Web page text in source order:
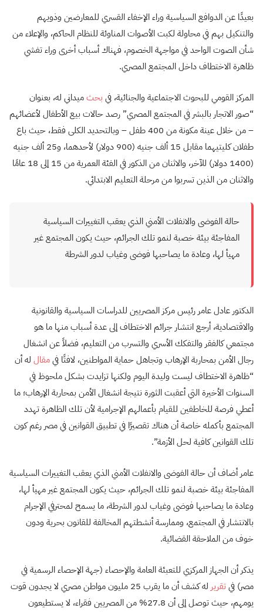
بعيدًا عن الدوافع السياسية وراء الإخفاء القسري للمعارضين وذويهم
والتنكيل بهم في محاولة لكبت الأصوات المناوئة للنظام الحاكم، والإعلاء من
شأن الصوت الواحد في مواجهة الخصوم، فهناك أسباب أخرى وراء تفشي
ظاهرة الاختطاف داخل المجتمع المصري.
المركز القومي للبحوث الاجتماعية والجنائية، في بحثميداني له، بعنوان
“صور الاتجار بالبشر في المجتمع المصري” رصد حالات بيع الأطفال لأعضائهم
– من خلال عينة مكونة من 400 طفل – وبالتحديد الكلى فقط، حيث باع
طفلان كليتيهما مقابل 15 ألف جنيه (900 دولار) لأحدهما، و25 ألف جنيه
(1400 دولار) للآخر، والاثنان من الذكور في الفئة العمرية من 15 إلى 18 عامًا
والاثنان من الذين تسربوا من مرحلة التعليم الابتدائي.
حالة الفوضى والانفلات الأمني الذي يعقب التغييرات السياسية
المفاجئة بيئة خصبة لنمو تلك الجرائم، حيث يكون المجتمع غير
مهيأ لها، وعادة ما يصاحبها فوضى وغياب لدور الشرطة
الدكتور عادل عامر رئيس مركز المصريين للدراسات السياسية والقانونية
والاقتصادية، أرجع انتشار جرائم الاختطاف إلى عدة أسباب منها ما هو
مجتمعي كالفقر والتفكك الأسري والتسرب من التعليم، فضلاً عن انشغال
رجال الأمن بمحاربة الإرهاب وتجاهل حماية المواطنين، لافتًا فيمقال له أن
“ظاهرة الاختطاف ليست وليدة اليوم ولكنها تزايدت بشكل ملحوظ في
السنوات الأخيرة التي أعقبت الثورة نتيجة انشغال الأمن بمحاربة الإرهاب؛ ما
أعطي فرصة للخاطفين للقيام بأعمالهم الإجرامية لأن تلك الظاهرة تهدد
المجتمع بأكمله خاصة أن هناك تقصيرًا في تطبيق القوانين في مصر رغم كون
تلك القوانين كافية لحل الأزمة”.
عامر أضاف أن حالة الفوضى والانفلات الأمني الذي يعقب التغييرات السياسية
المفاجئة بيئة خصبة لنمو تلك الجرائم، حيث يكون المجتمع غير مهيأ لها،
وعادة ما يصاحبها فوضى وغياب لدور الشرطة، ما يسمح لمحترفي الإجرام
بالانتشار في المجتمع، وممارسة أنشطتهم المخالفة للقانون بحرية ودون
خوف من الملاحقة القضائية.
يذكر أن الجهاز المركزي للتعبئة العامة والإحصاء (جهة الإحصاء الرسمية في
مصر) فيتقرير
له كشف أن ما يقرب 25 مليون مواطن مصري لا يجدون قوت
يومهم، حيث توصل إلى أن 27.8% من المصريين فقراء، لا يستطيعون